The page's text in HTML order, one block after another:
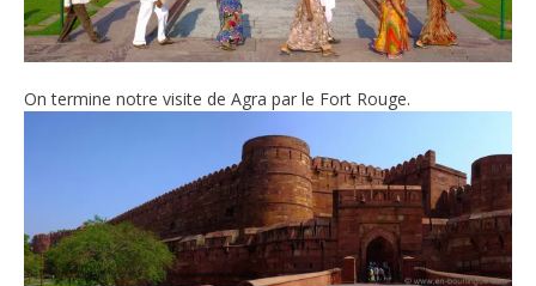
On termine notre visite de Agra par le Fort Rouge.